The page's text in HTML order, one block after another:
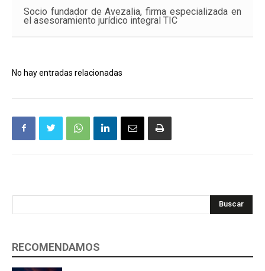
Socio fundador de Avezalia, firma especializada en
el asesoramiento jurídico integral TIC
No hay entradas relacionadas
Buscar
RECOMENDAMOS